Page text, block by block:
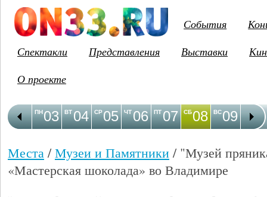
События
Спектакли
Представления Выставки
О проекте
03
ПН 04
ВТ 05
СР 06
ЧТ 07
ПТ 08
СБ 09
ВС 10
ПН
Места /Музеи и Памятники / "Музей
«Мастерская шоколада» во Владимире